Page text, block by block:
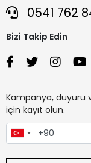
0541 762
Bizi Takip Edin
Kampanya, duyuru
için kayıt olun.